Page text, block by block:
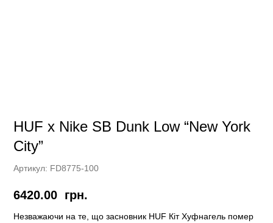
HUF x Nike SB Dunk Low “New York
City”
Артикул: FD8775-100
6420.00 грн.
Незважаючи на те, що засновник HUF Кіт Хуфнагель помер